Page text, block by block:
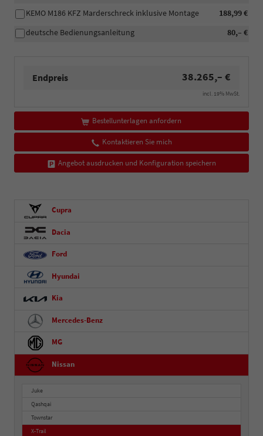
188,99 €
KEMO M186 KFZ Marderschreck inklusive Montage
80,– €
deutsche Bedienungsanleitung
Endpreis 38.265,– €
incl. 19% MwSt.
Bestellunterlagen anfordern
Kontaktieren Sie mich
Angebot ausdrucken und Konfiguration speichern
Cupra
Dacia
Ford
Hyundai
Kia
Mercedes-Benz
MG
Nissan
Juke
Qashqai
Townstar
X-Trail